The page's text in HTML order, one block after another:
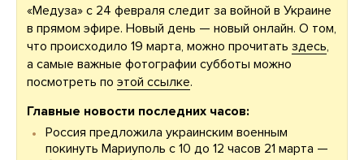
«Медуза» с 24 февраля следит за войной в Украине
в прямом эфире. Новый день — новый онлайн. О том,
что происходило 19 марта, можно прочитать здесь,
а самые важные фотографии субботы можно
посмотреть по этой ссылке.
Главные новости последних часов:
Россия предложила украинским военным
покинуть Мариуполь с 10 до 12 часов 21 марта —